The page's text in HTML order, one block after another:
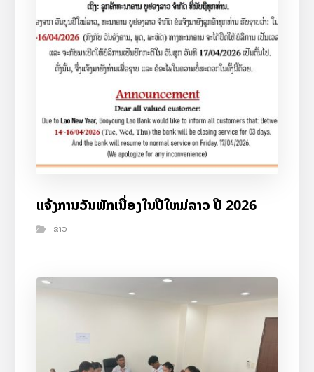
ແຈ້ງການວັນພັກເນື່ອງໃນປີໃຫມ່ລາວ ປີ 2026
ຂ່າວ